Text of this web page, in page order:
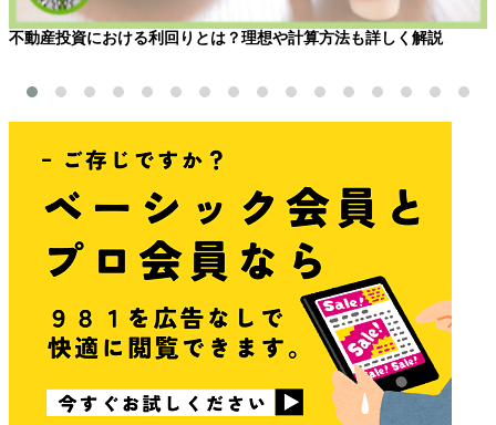
不動産投資における利回りとは？理想や計算方法も詳しく解説